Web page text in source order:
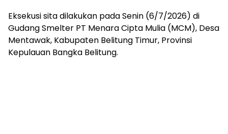
Eksekusi sita dilakukan pada Senin (6/7/2026) di
Gudang Smelter PT Menara Cipta Mulia (MCM), Desa
Mentawak, Kabupaten Belitung Timur, Provinsi
Kepulauan Bangka Belitung.